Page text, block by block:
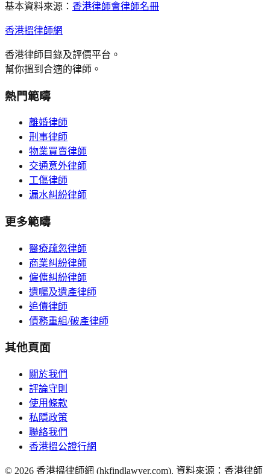
基本資料來源： 香港律師會律師名冊
香港搵律師網
香港律師目錄及評價平台。
幫你搵到合適的律師。
熱門範疇
離婚律師
刑事律師
物業買賣律師
交通意外律師
工傷律師
漏水糾紛律師
更多範疇
醫療疏忽律師
商業糾紛律師
僱傭糾紛律師
遺囑及遺產律師
追債律師
債務重組/破產律師
其他頁面
關於我們
評論守則
使用條款
私隱政策
聯絡我們
香港搵公證行網
© 2026 香港搵律師網 (hkfindlawyer.com). 資料來源：香港律師